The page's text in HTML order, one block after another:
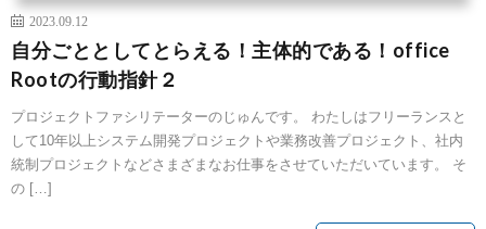
2023.09.12
自分ごととしてとらえる！主体的である！office
Rootの行動指針２
プロジェクトファシリテーターのじゅんです。 わたしはフリーランスと
して10年以上システム開発プロジェクトや業務改善プロジェクト、社内
統制プロジェクトなどさまざまなお仕事をさせていただいています。 そ
の […]